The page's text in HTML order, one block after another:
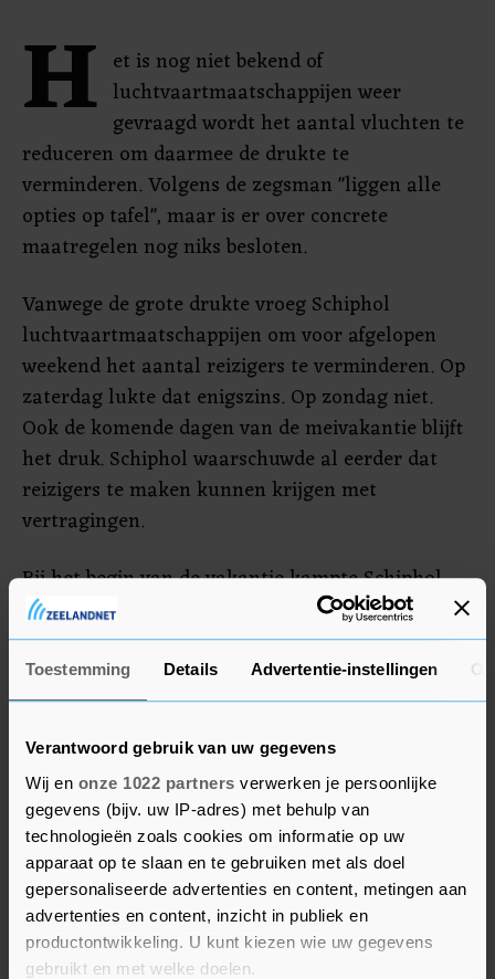
Toestemming Details Advertentie-instellingen
Verantwoord gebruik van uw gegevens
Wij en onze 1022 partners verwerken je persoonlijke
gegevens (bijv. uw IP-adres) met behulp van
technologieën zoals cookies om informatie op uw
apparaat op te slaan en te gebruiken met als doel
gepersonaliseerde advertenties en content, metingen aan
advertenties en content, inzicht in publiek en
productontwikkeling. U kunt kiezen wie uw gegevens
gebruikt en met welke doelen.
H et is nog niet bekend of
luchtvaartmaatschappijen weer
gevraagd wordt het aantal vluchten te
reduceren om daarmee de drukte te
verminderen. Volgens de zegsman "liggen alle
opties op tafel", maar is er over concrete
maatregelen nog niks besloten.
Vanwege de grote drukte vroeg Schiphol
luchtvaartmaatschappijen om voor afgelopen
weekend het aantal reizigers te verminderen. Op
zaterdag lukte dat enigszins. Op zondag niet.
Ook de komende dagen van de meivakantie blijft
het druk. Schiphol waarschuwde al eerder dat
reizigers te maken kunnen krijgen met
vertragingen.
Bij het begin van de vakantie kampte Schiphol,
naast grote drukte en tekorten aan mensen, ook
met de gevolgen van een staking onder KLM-
personeel. Die leidde tot chaos op de luchthaven.
Tientallen vluchten liepen vertraging op of
gingen helemaal niet door.